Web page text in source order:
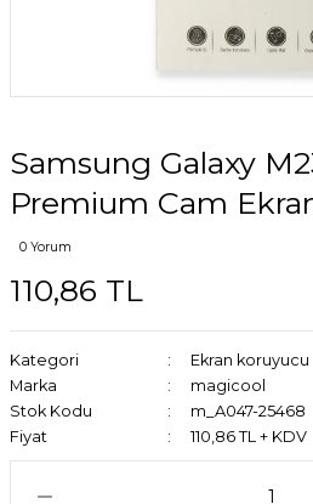
Samsung Galaxy
Premium Cam
0 Yorum
110,86 TL
Kategori
Ekran koruyucu
Marka
magicool
Stok Kodu
m_A047-25468
Fiyat
110,86 TL + KDV